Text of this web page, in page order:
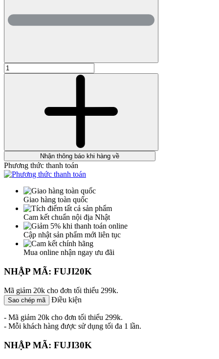
Nhận thông báo khi hàng về
Phương thức thanh toán
Giao hàng toàn quốc
Cam kết chuẩn nội địa Nhật
Cập nhật sản phẩm mới liên tục
Mua online nhận ngay ưu đãi
NHẬP MÃ: FUJI20K
Mã giảm 20k cho đơn tối thiểu 299k.
Sao chép mã Điều kiện
- Mã giảm 20k cho đơn tối thiểu 299k.
- Mỗi khách hàng được sử dụng tối đa 1 lần.
NHẬP MÃ: FUJI30K